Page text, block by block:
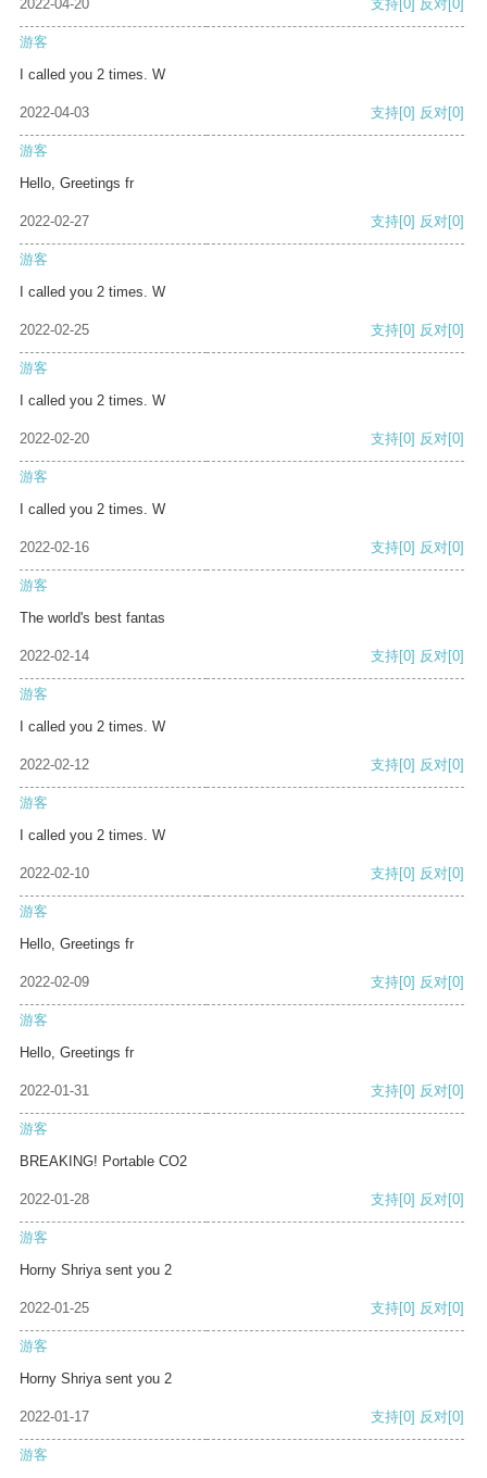
2022-04-20 支持 [0] 反对 [0]
游客
I called you 2 times. W
2022-04-03 支持[0] 反对[0]
游客
Hello, Greetings fr
2022-02-27 支持[0] 反对[0]
游客
I called you 2 times. W
2022-02-25 支持[0] 反对[0]
游客
I called you 2 times. W
2022-02-20 支持[0] 反对[0]
游客
I called you 2 times. W
2022-02-16 支持[0] 反对[0]
游客
The world's best fantas
2022-02-14 支持[0] 反对[0]
游客
I called you 2 times. W
2022-02-12 支持[0] 反对[0]
游客
I called you 2 times. W
2022-02-10 支持[0] 反对[0]
游客
Hello, Greetings fr
2022-02-09 支持[0] 反对[0]
游客
Hello, Greetings fr
2022-01-31 支持[0] 反对[0]
游客
BREAKING! Portable CO2
2022-01-28 支持[0] 反对[0]
游客
Horny Shriya sent you 2
2022-01-25 支持[0] 反对[0]
游客
Horny Shriya sent you 2
2022-01-17 支持[0] 反对[0]
游客